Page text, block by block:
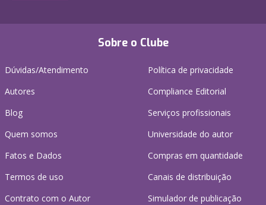
Sobre o Clube
Dúvidas/Atendimento
Autores
Blog
Quem somos
Fatos e Dados
Termos de uso
Contrato com o Autor
Política de privacidade
Compliance Editorial
Serviços profissionais
Universidade do autor
Compras em quantidade
Canais de distribuição
Simulador de publicação